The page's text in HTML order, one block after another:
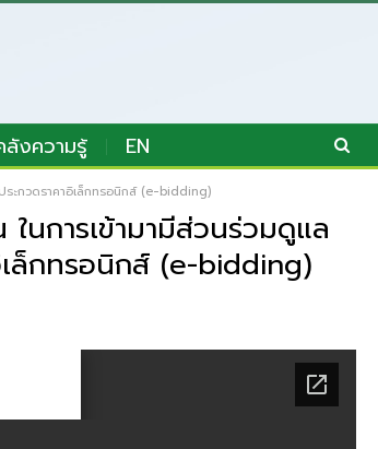
ลังความรู้ EN
ระกวดราคาอิเล็กทรอนิกส์ (e-bidding)
นการเข้ามามีส่วนร่วมดูแล
ล็กทรอนิกส์ (e-bidding)